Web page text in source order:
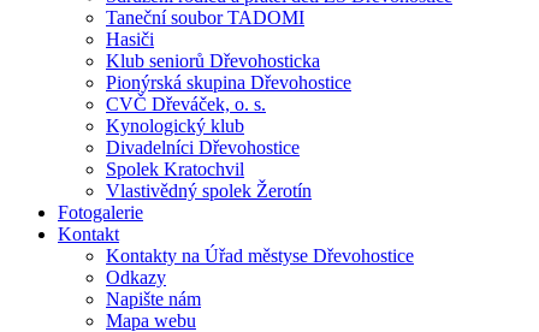
Taneční soubor TADOMI
Hasiči
Klub seniorů Dřevohosticka
Pionýrská skupina Dřevohostice
CVČ Dřeváček, o. s.
Kynologický klub
Divadelníci Dřevohostice
Spolek Kratochvil
Vlastivědný spolek Žerotín
Fotogalerie
Kontakt
Kontakty na Úřad městyse Dřevohostice
Odkazy
Napište nám
Mapa webu